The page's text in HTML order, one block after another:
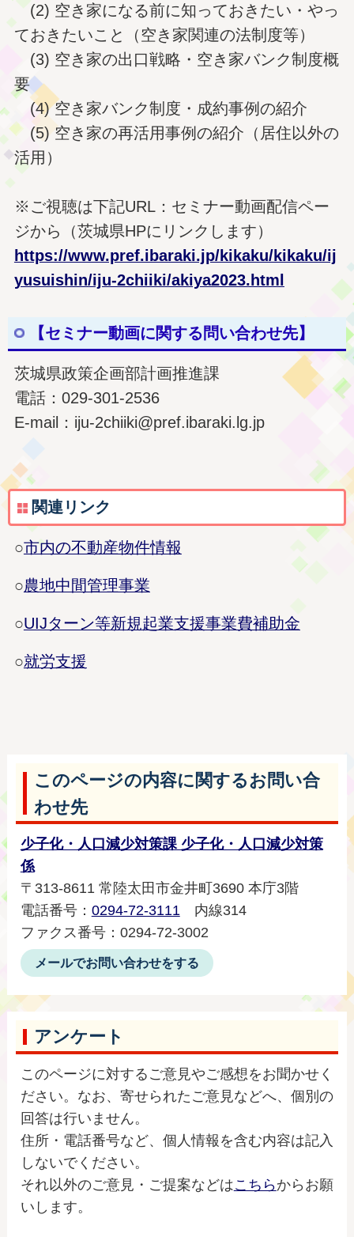
(2) 空き家になる前に知っておきたい・やっ
ておきたいこと（空き家関連の法制度等）
(3) 空き家の出口戦略・空き家バンク制度概
要
(4) 空き家バンク制度・成約事例の紹介
(5) 空き家の再活用事例の紹介（居住以外の
活用）
※ご視聴は下記URL：セミナー動画配信ペー
ジから（茨城県HPにリンクします）
https://www.pref.ibaraki.jp/kikaku/kikaku/ij
yusuishin/iju-2chiiki/akiya2023.html
【セミナー動画に関する問い合わせ先】
茨城県政策企画部計画推進課
電話：029-301-2536
E-mail：iju-2chiiki@pref.ibaraki.lg.jp
関連リンク
○市内の不動産物件情報
○農地中間管理事業
○UIJターン等新規起業支援事業費補助金
○就労支援
このページの内容に関するお問い合
わせ先
少子化・人口減少対策課 少子化・人口減少対策
係
〒313-8611 常陸太田市金井町3690 本庁3階
電話番号： 0294-72-3111内線314
ファクス番号：0294-72-3002
メールでお問い合わせをする
アンケート
このページに対するご意見やご感想をお聞かせく
ださい。なお、寄せられたご意見などへ、個別の
回答は行いません。
住所・電話番号など、個人情報を含む内容は記入
しないでください。
それ以外のご意見・ご提案などはこちらからお願
いします。